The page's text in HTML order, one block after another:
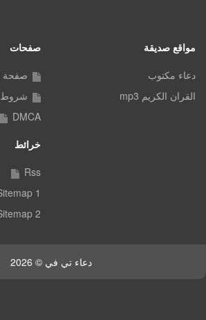
مواقع صديقة
دعاء مكتوب
القران الكريم mp3
صفحات
صفحة
شروط
DMCA
خرائط
Rss
1
2
دعاء تي في © 2026